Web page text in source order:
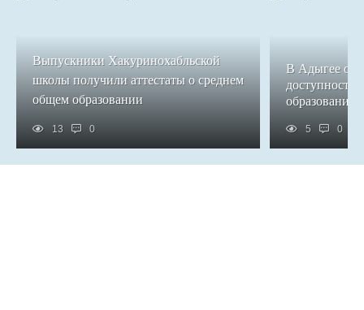
Выпускники Хакуринохабльской
школы получили аттестаты о среднем
общем образовании
13 0
В Адыгее
доступность
образования
5 0